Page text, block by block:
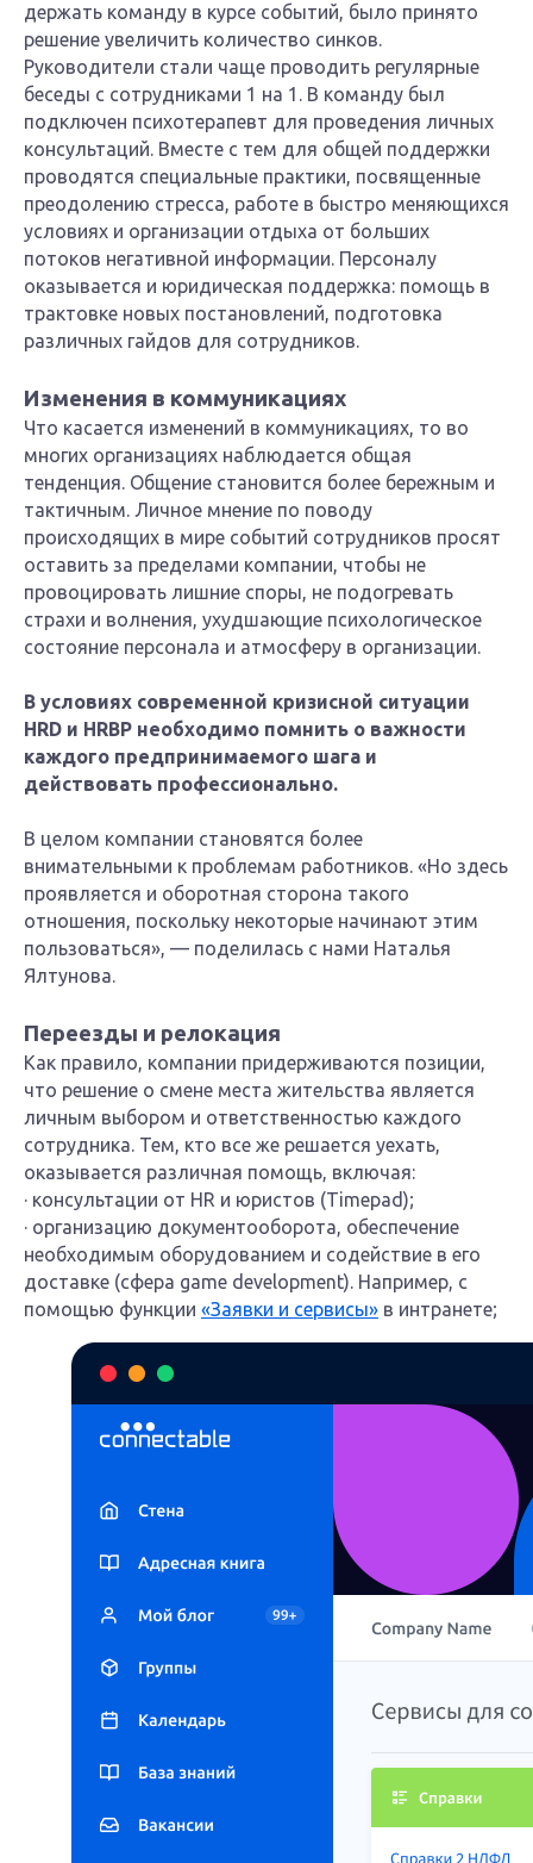
держать команду в курсе событий, было принято
решение увеличить количество синков.
Руководители стали чаще проводить регулярные
беседы с сотрудниками 1 на 1. В команду был
подключен психотерапевт для проведения личных
консультаций. Вместе с тем для общей поддержки
проводятся специальные практики, посвященные
преодолению стресса, работе в быстро меняющихся
условиях и организации отдыха от больших
потоков негативной информации. Персоналу
оказывается и юридическая поддержка: помощь в
трактовке новых постановлений, подготовка
различных гайдов для сотрудников.
Изменения в коммуникациях
Что касается изменений в коммуникациях, то во
многих организациях наблюдается общая
тенденция. Общение становится более бережным и
тактичным. Личное мнение по поводу
происходящих в мире событий сотрудников просят
оставить за пределами компании, чтобы не
провоцировать лишние споры, не подогревать
страхи и волнения, ухудшающие психологическое
состояние персонала и атмосферу в организации.
В условиях современной кризисной ситуации
HRD и HRBP необходимо помнить о важности
каждого предпринимаемого шага и
действовать профессионально.
В целом компании становятся более
внимательными к проблемам работников. «Но здесь
проявляется и оборотная сторона такого
отношения, поскольку некоторые начинают этим
пользоваться», — поделилась с нами Наталья
Ялтунова.
Переезды и релокация
Как правило, компании придерживаются позиции,
что решение о смене места жительства является
личным выбором и ответственностью каждого
сотрудника. Тем, кто все же решается уехать,
оказывается различная помощь, включая:
· консультации от HR и юристов (Timepad);
· организацию документооборота, обеспечение
необходимым оборудованием и содействие в его
доставке (сфера game development). Например, с
помощью функции «Заявки и сервисы» в интранете;